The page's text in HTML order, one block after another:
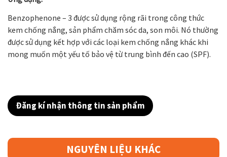
Benzophenone – 3 được sử dụng rộng rãi trong công thức
kem chống nắng, sản phẩm chăm sóc da, son môi. Nó thường
được sử dụng kết hợp với các loại kem chống nắng khác khi
mong muốn một yếu tố bảo vệ từ trung bình đến cao (SPF).
Đăng kí nhận thông tin sản phẩm
NGUYÊN LIỆU KHÁC